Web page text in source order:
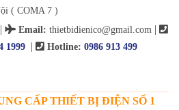
( COMA 7 )
| Email: thietbidienico@gmail.com |
1999 | Hotline: 0986 913 499
CẤP THIẾT BỊ ĐIỆN SỐ 1